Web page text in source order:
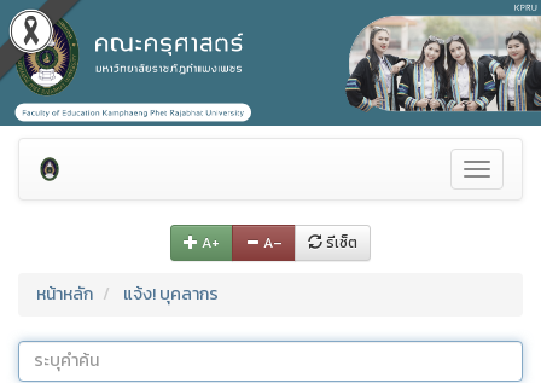
Toggle
A+ A– รีเซ็ต
หน้าหลัก แจ้ง! บุคลากร